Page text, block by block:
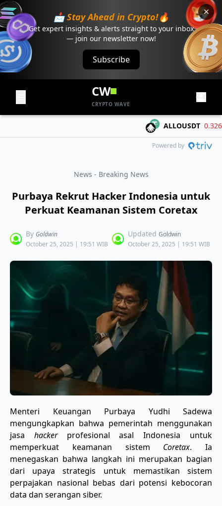
📩 Stay Ahead in Crypto!🔥
Get expert insights & alerts straight to your inbox
— join our newsletter now!
Subscribe
CW
CRYPTO WAVE
ALLOUSDT 0.3267 -
Powered by
News - Breaking News
Purbaya Rekrut Hacker Indonesia untuk
Perkuat Keamanan Sistem Coretax
By Goldwin
October 25, 2025 | 19:51 WIB
Updated Goldwin
October 25, 2025 | 19:51 WIB
Menteri Keuangan Purbaya Yudhi Sadewa
mengungkapkan bahwa pemerintah menggunakan
jasa hackerprofesional asal Indonesia untuk
memperkuat keamanan sistem Coretax. Ia
menegaskan bahwa langkah ini merupakan bagian
dari upaya strategis untuk memastikan sistem
perpajakan nasional bebas dari potensi kebocoran
data dan serangan siber.